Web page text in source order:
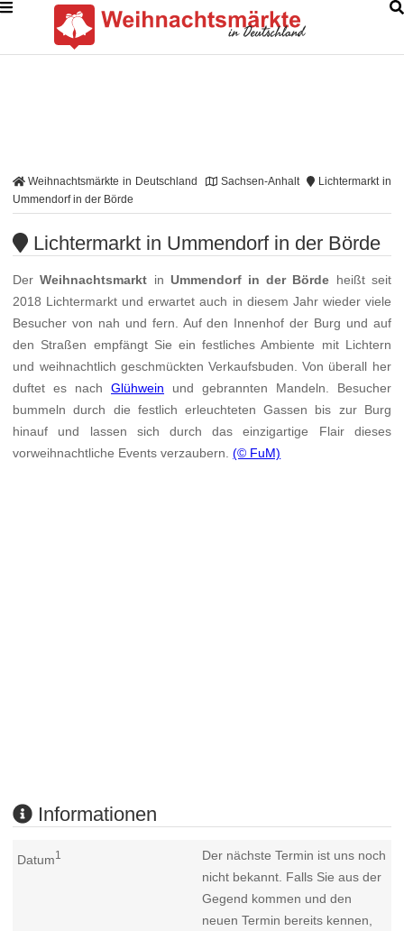
Weihnachtsmärkte in Deutschland Sachsen-Anhalt
Lichtermarkt in
Ummendorf in der Börde
Lichtermarkt in Ummendorf in der Börde
DerWeihnachtsmarkt in Ummendorf in der Börde heißt seit
2018 Lichtermarkt und erwartet auch in diesem Jahr wieder viele
Besucher von nah und fern. Auf den Innenhof der Burg und auf
den Straßen empfängt Sie ein festliches Ambiente mit Lichtern
und weihnachtlich geschmückten Verkaufsbuden. Von überall her
duftet es nachGlühwein und gebrannten Mandeln. Besucher
bummeln durch die festlich erleuchteten Gassen bis zur Burg
hinauf und lassen sich durch das einzigartige Flair dieses
vorweihnachtliche Events verzaubern.(© FuM)
Informationen
Datum1
Der nächste Termin ist uns noch
nicht bekannt. Falls Sie aus der
Gegend kommen und den
neuen Termin bereits kennen,